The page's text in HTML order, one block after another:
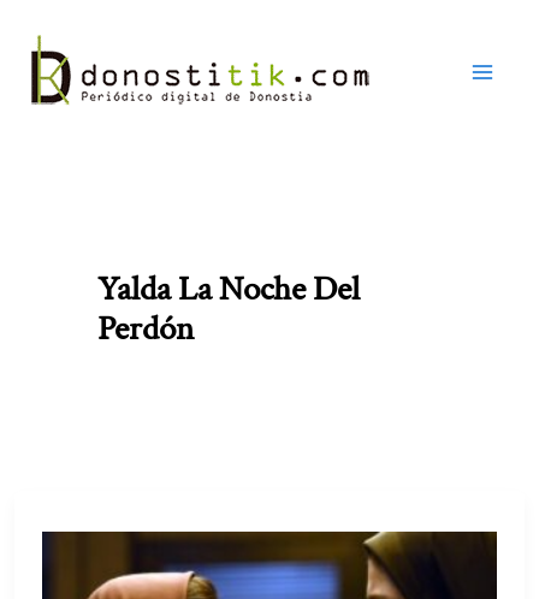
contenido
Yalda La Noche Del
Perdón